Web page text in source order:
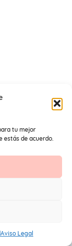
tu mejor
estás de acuerdo.
Aviso Legal
de datos
Todos los